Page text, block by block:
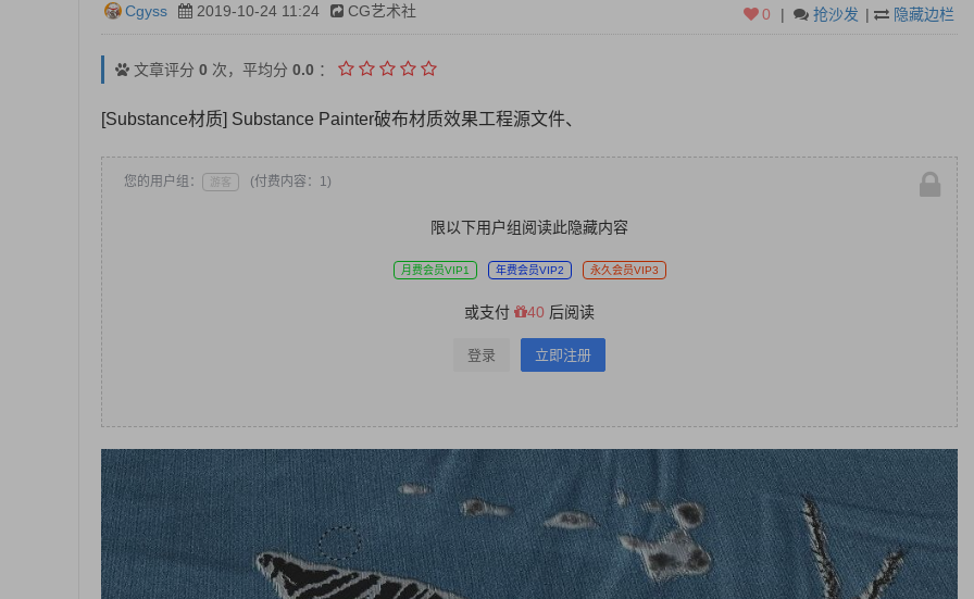
网站所有资源--下载后再解压，不要在网盘内解压或打开，会和谐失效，谢谢配合！
网站注册一定要绑定好邮箱，很关键！
网站充值成功后，需要手动开通VIP，稍等一下，刷新即可！
开通会员或充值前，一定要看下载的资源，需要什么权限，建议年费会员，月会员限制多些。
Cgyss 2019-10-24 11:24 CG艺术社 | 隐藏边栏
| 抢沙发
0
文章评分 0 次，平均分 0.0 ：
[Substance材质] Substance Painter破布材质效果工程源文件、
您的用户组： 游客 (付费内容：1)
限以下用户组阅读此隐藏内容
月费会员VIP1 年费会员VIP2 永久会员VIP3
或支付 40 后阅读
登录 立即注册